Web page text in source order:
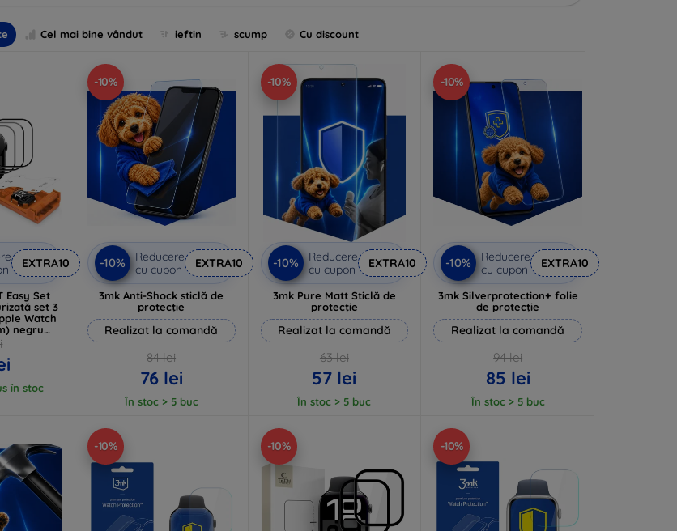
Cel mai bine vândut ieftin scump Cu discount
EXTRA10
Easy Set
set 3
Watch
negru
în stoc
-10%
-10%
Reducere
cu cupon
EXTRA10
3mk Anti-Shock sticlă de
protecție
Realizat la comandă
84 lei
76 lei
În stoc > 5 buc
-10%
-10%
Reducere
cu cupon
EXTRA10
3mk Pure Matt Sticlă de
protecție
Realizat la comandă
63 lei
57 lei
În stoc > 5 buc
-10%
-10%
Reducere
cu cupon
EXTRA10
3mk Silverprotection+ folie
de protecție
Realizat la comandă
94 lei
85 lei
În stoc > 5 buc
-10% -10% -10%